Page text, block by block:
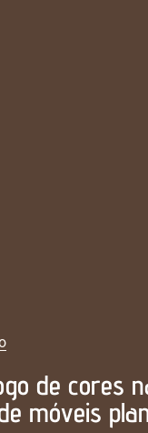
de cores
móveis